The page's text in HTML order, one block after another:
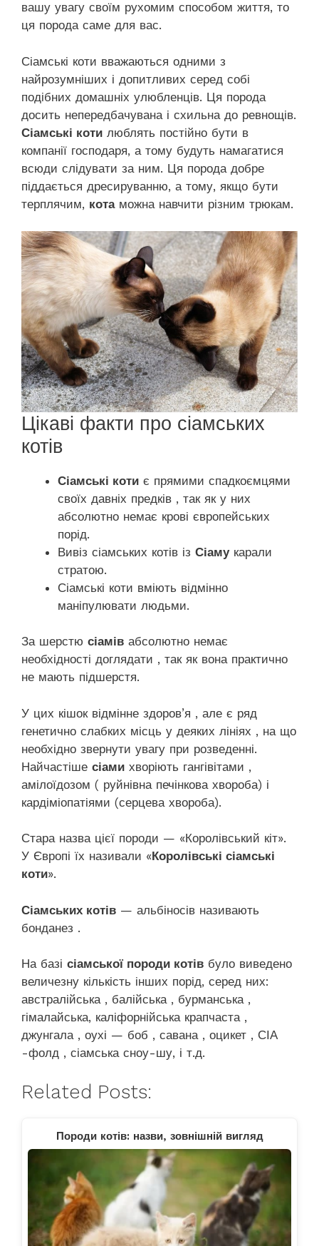
вашу увагу своїм рухомим способом життя, то
ця порода саме для вас.
Сіамські коти вважаються одними з
найрозумніших і допитливих серед собі
подібних домашніх улюбленців. Ця порода
досить непередбачувана і схильна до ревнощів.
Сіамські коти люблять постійно бути в
компанії господаря, а тому будуть намагатися
всюди слідувати за ним. Ця порода добре
піддається дресируванню, а тому, якщо бути
терплячим, котаможна навчити різним трюкам.
Цікаві факти про сіамських
котів
Сіамські коти є прямими спадкоємцями
своїх давніх предків , так як у них
абсолютно немає крові європейських
порід.
Вивіз сіамських котів із Сіамукарали
стратою.
Сіамські коти вміють відмінно
маніпулювати людьми.
За шерстю сіамів абсолютно немає
необхідності доглядати , так як вона практично
не мають підшерстя.
У цих кішок відмінне здоров’я , але є ряд
генетично слабких місць у деяких лініях , на що
необхідно звернути увагу при розведенні.
Найчастіше сіами хворіють гангівітами ,
амілоїдозом ( руйнівна печінкова хвороба) і
кардіміопатіями (серцева хвороба).
Стара назва цієї породи — «Королівський кіт».
У Європі їх називали «Королівські сіамські
коти».
Сіамських котів — альбіносів називають
бонданез .
На базі сіамської породи котів було виведено
величезну кількість інших порід, серед них:
австралійська , балійська , бурманська ,
гімалайська, каліфорнійська крапчаста ,
джунгала , оухі — боб , савана , оцикет , СІА
-фолд , сіамська сноу-шу, і т.д.
Related Posts:
Породи котів: назви, зовнішній вигляд